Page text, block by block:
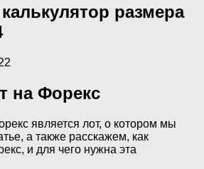
размера
на Форекс
является лот, о котором мы
а также расскажем, как
и для чего нужна эта